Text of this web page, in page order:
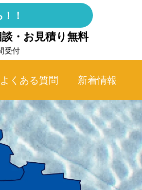
！
談・お見積り無料
受付
よくある質問 新着情報